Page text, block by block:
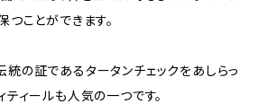
つことができます。
の証であるタータンチェックをあしらっ
ティールも人気の一つです。